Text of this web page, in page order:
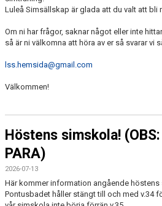
Luleå Simsällskap är glada att du valt att bli
Om ni har frågor, saknar något eller inte
så är ni välkomna att höra av er så svarar vi
lss.hemsida@gmail.com
Välkommen!
Höstens simskola! (OBS:
PARA)
2026-07-13
Här kommer information angående höstens
Pontusbadet håller stängt till och med v.34